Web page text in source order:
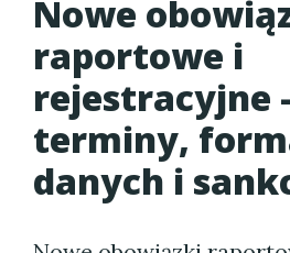
Nowe
raportowe i
rejestracyjne
terminy,
danych i